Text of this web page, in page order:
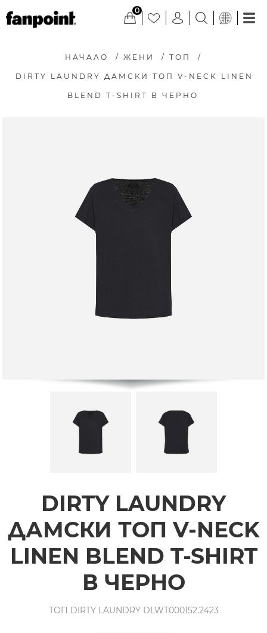
0
НАЧАЛО / ЖЕНИ / ТОП /
DIRTY LAUNDRY ДАМСКИ ТОП V-NECK LINEN
BLEND T-SHIRT В ЧЕРНО
DIRTY LAUNDRY
ДАМСКИ ТОП V-NECK
LINEN BLEND T-SHIRT
В ЧЕРНО
ТОП DIRTY LAUNDRY DLWT000152.2423